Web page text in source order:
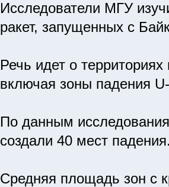
Исследователи МГУ
ракет, запущенных с
Речь идет о
включая зоны падения
По данным
создали 40 мест
Средняя площадь зон с